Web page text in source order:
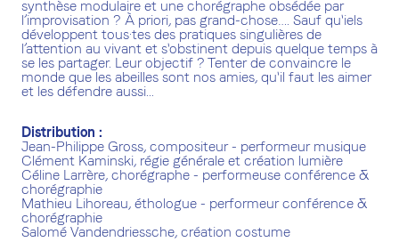
synthèse modulaire et une chorégraphe obsédée par
l’improvisation ? À priori, pas grand-chose…. Sauf qu'iels
développent tous·tes des pratiques singulières de
l’attention au vivant et s'obstinent depuis quelque temps à
se les partager. Leur objectif ? Tenter de convaincre le
monde que les abeilles sont nos amies, qu'il faut les aimer
et les défendre aussi...
Distribution :
Jean-Philippe Gross, compositeur - performeur musique
Clément Kaminski, régie générale et création lumière
Céline Larrère, chorégraphe - performeuse conférence &
chorégraphie
Mathieu Lihoreau, éthologue - performeur conférence &
chorégraphie
Salomé Vandendriessche, création costume